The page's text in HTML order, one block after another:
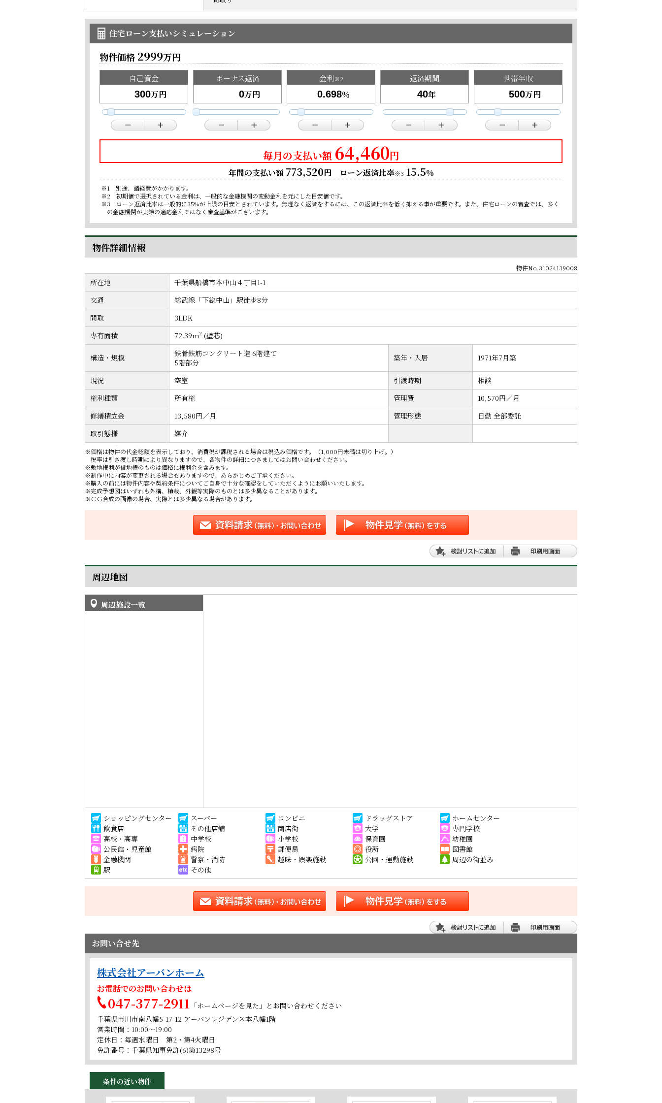
住宅ローン支払いシミュレーション
物件価格 2999万円
自己資金
万円
ボーナス返済
万円
金利※2
％
返済期間
年
世帯年収
万円
毎月の支払い額 64,460円
年間の支払い額 773,520円 ローン返済比率※3 15.5％
※1 別途、諸経費がかかります。
※2 初期値で選択されている金利は、一般的な金融機関の変動金利を元にした目安値です。
※3 ローン返済比率は一般的に35%が上限の目安とされています。無理なく返済をするには、この返済比率を低く抑える事が重要です。また、住宅ローンの審査では、多く
の金融機関が実際の適応金利ではなく審査基準がございます。
物件詳細情報
物件No.31024139008
所在地
千葉県船橋市本中山４丁目1-1
交通
総武線「下総中山」駅徒歩8分
間取
3LDK
専有面積
72.39m² (壁芯)
構造・規模
鉄骨鉄筋コンクリート造 6階建て
5階部分
築年・入居 1971年7月築
現況 空室 引渡時期
相談
権利種類
所有権 管理費
10,570円／月
修繕積立金
13,580円／月 管理形態
日勤 全部委託
取引態様
媒介
※価格は物件の代金総額を表示しており、消費税が課税される場合は税込み価格です。（1,000円未満は切り上げ。）
税率は引き渡し時期により異なりますので、各物件の詳細につきましてはお問い合わせください。
※敷地権利が借地権のものは価格に権利金を含みます。
※制作中に内容が変更される場合もありますので、あらかじめご了承ください。
※購入の前には物件内容や契約条件についてご自身で十分な確認をしていただくようにお願いいたします。
※完成予想図はいずれも外構、植栽、外観等実際のものとは多少異なることがあります。
※ＣＧ合成の画像の場合、実際とは多少異なる場合があります。
周辺地図
周辺施設一覧
ショッピングセンター スーパー コンビニ ドラッグストア
ホームセンター
飲食店
その他店舗 商店街 大学
専門学校
高校・高専
中学校 小学校 保育園
幼稚園
公民館・児童館
病院 郵便局 役所
図書館
金融機関
警察・消防 趣味・娯楽施設 公園・運動施設
周辺の街並み
駅
その他
お問い合せ先
株式会社アーバンホーム
お電話でのお問い合わせは
047-377-2911
「ホームページを見た」とお問い合わせください
千葉県市川市南八幡5-17-12 アーバンレジデンス本八幡1階
営業時間：10:00～19:00
定休日：毎週水曜日 第2・第4火曜日
免許番号：千葉県知事免許(6)第13298号
条件の近い物件